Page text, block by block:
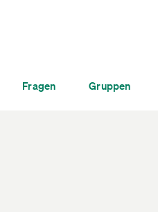
Fragen Gruppen